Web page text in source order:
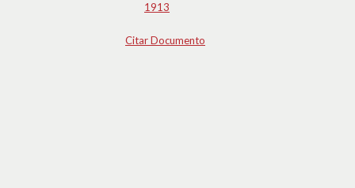
1913
Citar Documento